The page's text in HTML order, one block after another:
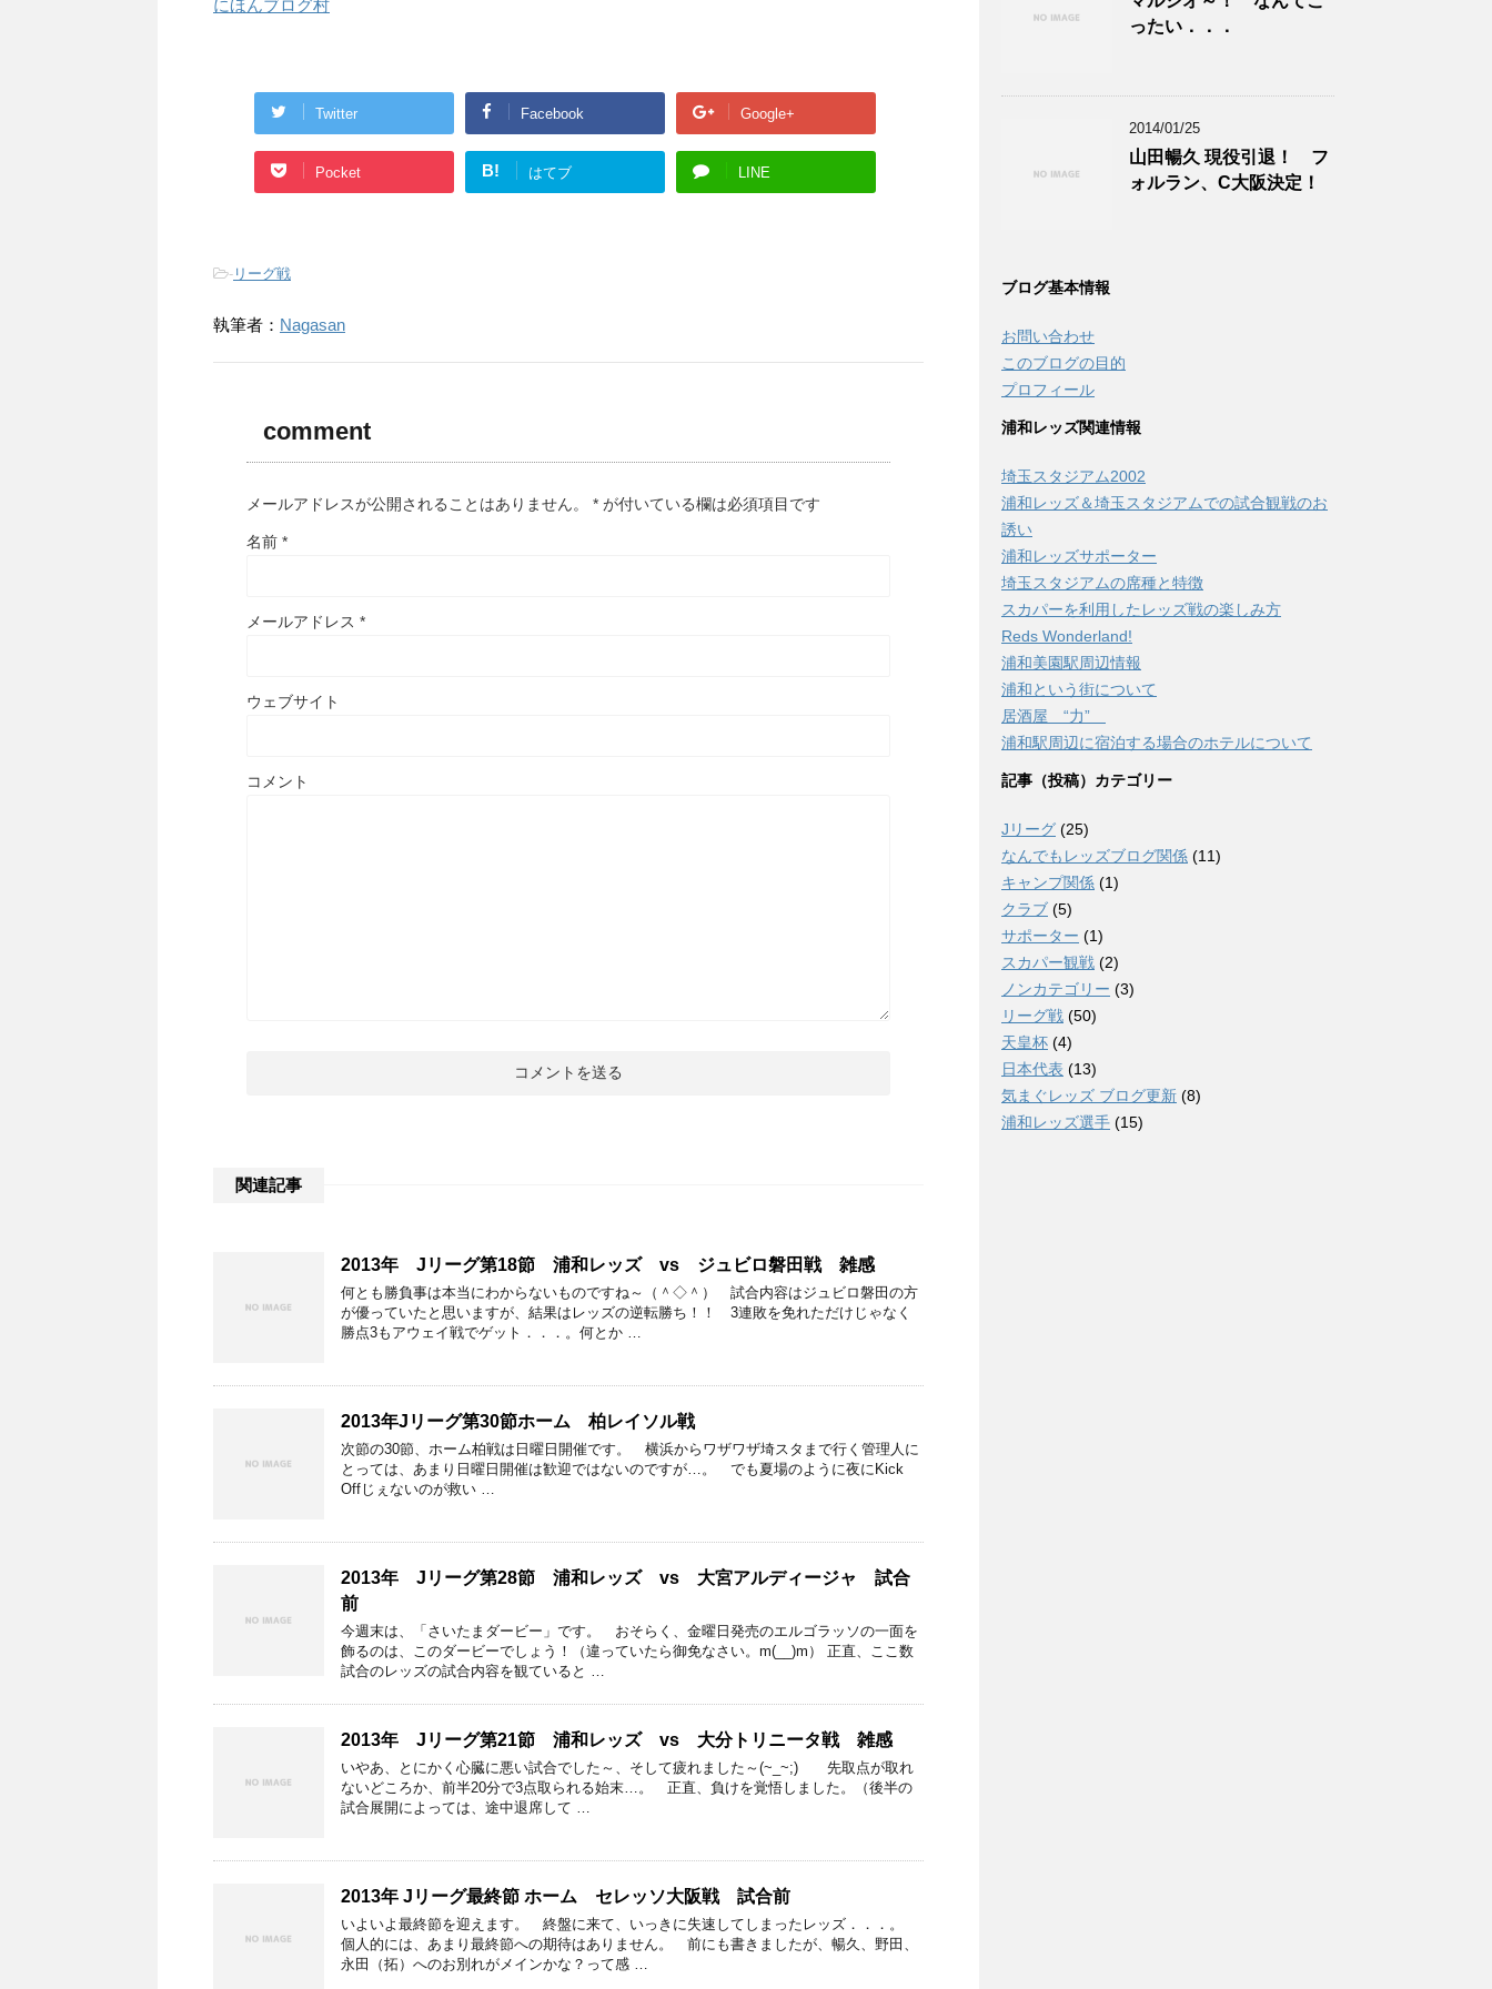
にほんブログ村
Twitter Facebook Google+
Pocket B! はてブ LINE
- リーグ戦
執筆者： Nagasan
comment
メールアドレスが公開されることはありません。 * が付いている欄は必須項目です
名前 *
メールアドレス *
ウェブサイト
コメント
関連記事
2013年 Jリーグ第18節 浦和レッズ vs ジュビロ磐田戦 雑感
何とも勝負事は本当にわからないものですね～（＾◇＾） 試合内容はジュビロ磐田の方
が優っていたと思いますが、結果はレッズの逆転勝ち！！ 3連敗を免れただけじゃなく
勝点3もアウェイ戦でゲット．．．。何とか …
2013年Jリーグ第30節ホーム 柏レイソル戦
次節の30節、ホーム柏戦は日曜日開催です。 横浜からワザワザ埼スタまで行く管理人に
とっては、あまり日曜日開催は歓迎ではないのですが…。 でも夏場のように夜にKick
Offじぇないのが救い …
2013年 Jリーグ第28節 浦和レッズ vs 大宮アルディージャ 試合
前
今週末は、「さいたまダービー」です。 おそらく、金曜日発売のエルゴラッソの一面を
飾るのは、このダービーでしょう！（違っていたら御免なさい。m(__)m） 正直、ここ数
試合のレッズの試合内容を観ていると …
2013年 Jリーグ第21節 浦和レッズ vs 大分トリニータ戦 雑感
いやあ、とにかく心臓に悪い試合でした～、そして疲れました～(~_~;) 先取点が取れ
ないどころか、前半20分で3点取られる始末…。 正直、負けを覚悟しました。（後半の
試合展開によっては、途中退席して …
2013年 Jリーグ最終節 ホーム セレッソ大阪戦 試合前
いよいよ最終節を迎えます。 終盤に来て、いっきに失速してしまったレッズ．．．。
個人的には、あまり最終節への期待はありません。 前にも書きましたが、暢久、野田、
永田（拓）へのお別れがメインかな？って感 …
ったい．．．
2014/01/25
山田暢久 現役引退！ フ
ォルラン、C大阪決定！
ブログ基本情報
お問い合わせ
このブログの目的
プロフィール
浦和レッズ関連情報
埼玉スタジアム2002
浦和レッズ＆埼玉スタジアムでの試合観戦のお
誘い
浦和レッズサポーター
埼玉スタジアムの席種と特徴
スカパーを利用したレッズ戦の楽しみ方
Reds Wonderland!
浦和美園駅周辺情報
浦和という街について
居酒屋 “力”
浦和駅周辺に宿泊する場合のホテルについて
記事（投稿）カテゴリー
Jリーグ (25)
なんでもレッズブログ関係 (11)
キャンプ関係 (1)
クラブ (5)
サポーター (1)
スカパー観戦 (2)
ノンカテゴリー (3)
リーグ戦 (50)
天皇杯 (4)
日本代表 (13)
気まぐレッズ ブログ更新 (8)
浦和レッズ選手 (15)